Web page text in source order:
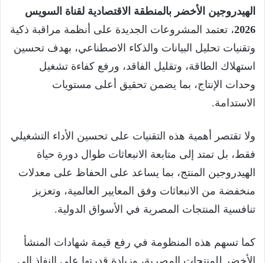
الهيدروجين الأخضر بالمنطقة الاقتصادية لقناة السويس
2026، تعتمد المشروعات الجديدة على أنظمة مراقبة ذكية
وتقنيات تحليل البيانات والذكاء الاصطناعي، بهدف تحسين
استهلاك الطاقة، وتقليل الفاقد، ورفع كفاءة تشغيل
وحدات الإنتاج، بما يضمن تحقيق أعلى مستويات
الاستدامة.
ولا تقتصر أهمية هذه التقنيات على تحسين الأداء التشغيلي
فقط، بل تمتد إلى متابعة الانبعاثات طوال دورة حياة
الهيدروجين المنتج، بما يساعد على الحفاظ على معدلات
منخفضة من الانبعاثات وفق المعايير العالمية، وتعزيز
تنافسية المنتجات المصرية في الأسواق الدولية.
كما تسهم هذه المنظومة في رفع قيمة شهادات المنشأ